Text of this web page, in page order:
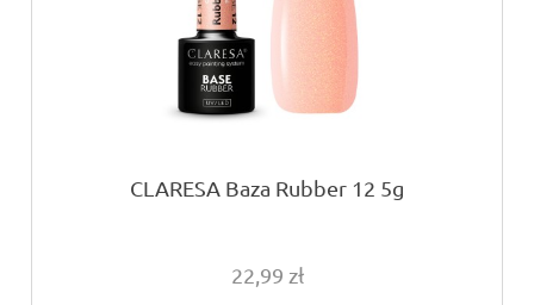
CLARESA Baza Rubber 12 5g
22,99 zł